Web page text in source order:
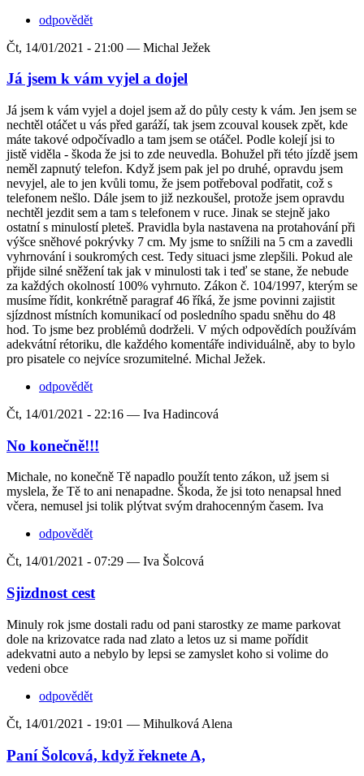
odpovědět
Čt, 14/01/2021 - 21:00 — Michal Ježek
Já jsem k vám vyjel a dojel
Já jsem k vám vyjel a dojel jsem až do půly cesty k vám. Jen jsem se
nechtěl otáčet u vás před garáží, tak jsem zcouval kousek zpět, kde
máte takové odpočívadlo a tam jsem se otáčel. Podle kolejí jsi to
jistě viděla - škoda že jsi to zde neuvedla. Bohužel při této jízdě jsem
neměl zapnutý telefon. Když jsem pak jel po druhé, opravdu jsem
nevyjel, ale to jen kvůli tomu, že jsem potřeboval podřatit, což s
telefonem nešlo. Dále jsem to již nezkoušel, protože jsem opravdu
nechtěl jezdit sem a tam s telefonem v ruce. Jinak se stejně jako
ostatní s minulostí pleteš. Pravidla byla nastavena na protahování při
výšce sněhové pokrývky 7 cm. My jsme to snížili na 5 cm a zavedli
vyhrnování i soukromých cest. Tedy situaci jsme zlepšili. Pokud ale
přijde silné sněžení tak jak v minulosti tak i teď se stane, že nebude
za každých okolností 100% vyhrnuto. Zákon č. 104/1997, kterým se
musíme řídit, konkrétně paragraf 46 říká, že jsme povinni zajistit
sjízdnost místních komunikací od posledního spadu sněhu do 48
hod. To jsme bez problémů dodrželi. V mých odpovědích používám
adekvátní rétoriku, dle každého komentáře individuálně, aby to bylo
pro pisatele co nejvíce srozumitelné. Michal Ježek.
odpovědět
Čt, 14/01/2021 - 22:16 — Iva Hadincová
No konečně!!!
Michale, no konečně Tě napadlo použít tento zákon, už jsem si
myslela, že Tě to ani nenapadne. Škoda, že jsi toto nenapsal hned
včera, nemusel jsi tolik plýtvat svým drahocenným časem. Iva
odpovědět
Čt, 14/01/2021 - 07:29 — Iva Šolcová
Sjizdnost cest
Minuly rok jsme dostali radu od pani starostky ze mame parkovat
dole na krizovatce rada nad zlato a letos uz si mame pořídit
adekvatni auto a nebylo by lepsi se zamyslet koho si volime do
vedeni obce
odpovědět
Čt, 14/01/2021 - 19:01 — Mihulková Alena
Paní Šolcová, když řeknete A,